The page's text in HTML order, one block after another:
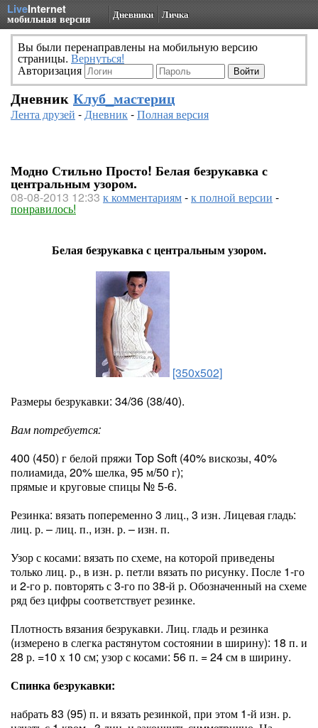
LiveInternet
мобильная версия Дневники Личка
Вы были перенаправлены на мобильную версию
страницы. Вернуться!
Авторизация
Дневник Клуб_мастериц
Лента друзей -Дневник-Полная версия
Модно Стильно Просто! Белая безрукавка с
центральным узором.
08-08-2013 12:33 к комментариям-к полной версии -
понравилось!
Белая безрукавка с центральным узором.
[350x502]
Размеры безрукавки: 34/36 (38/40).
Вам потребуется:
400 (450) г белой пряжи Top Soft (40% вискозы, 40%
полиамида, 20% шелка, 95 м/50 г);
прямые и круговые спицы № 5-6.
Резинка: вязать попеременно 3 лиц., 3 изн. Лицевая гладь:
лиц. р. – лиц. п., изн. р. – изн. п.
Узор с косами: вязать по схеме, на которой приведены
только лиц. р., в изн. р. петли вязать по рисунку. По­сле 1-го
и 2-го р. повторять с 3-го по 38-й р. Обозначенный на схеме
ряд без цифры соответствует ре­зинке.
Плотность вязания безрукавки. Лиц. гладь и ре­зинка
(измерено в слегка растянутом состоянии в ширину): 18 п. и
28 р. =10 х 10 см; узор с косами: 56 п. = 24 см в ширину.
Спинка безрукавки:
набрать 83 (95) п. и вязать ре­зинкой, при этом 1-й изн. р.